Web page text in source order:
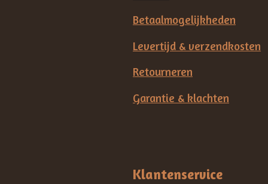
Betaalmogelijkheden
Levertijd & verzendkosten
Retourneren
Garantie & klachten
Klantenservice